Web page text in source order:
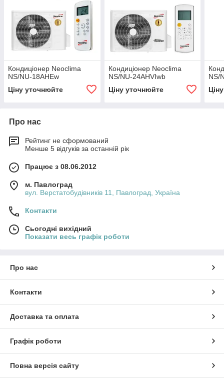
Кондиціонер Neoclima
NS/NU-18AHEw
Ціну уточнюйте
Кондиціонер Neoclima
NS/NU-24AHVIwb
Ціну уточнюйте
NS/
Про нас
Рейтинг не сформований
Менше 5 відгуків за останній рік
Працює з 08.06.2012
м. Павлоград
вул. Верстатобудівників 11, Павлоград, Україна
Контакти
Сьогодні вихідний
Показати весь графік роботи
Про нас
Контакти
Доставка та оплата
Графік роботи
Повна версія сайту